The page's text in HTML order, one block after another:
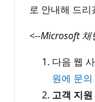
로 안내해 드리
<--Microsoft
다음 웹
원에 문의
고객 지원